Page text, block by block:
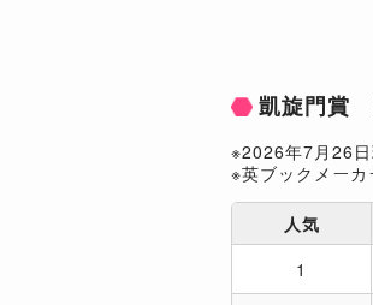
凱旋門賞
※2026年7月26
※英ブックメーカ
人気
1